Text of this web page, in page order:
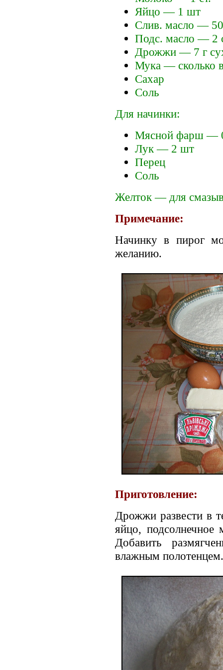
Яйцо — 1 шт
Слив. масло —
Подс. масло — 2
Дрожжи — 7 г
Мука — сколько
Сахар
Соль
Для начинки:
Мясной фарш —
Лук — 2 шт
Перец
Соль
Желток — для
Примечание:
Начинку в пирог
желанию.
Приготовление:
Дрожжи развести в
яйцо,
Добавить
влажным полотенцем.